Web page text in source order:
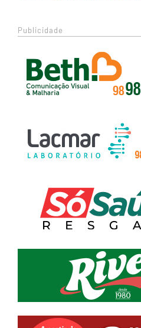
Publicidade